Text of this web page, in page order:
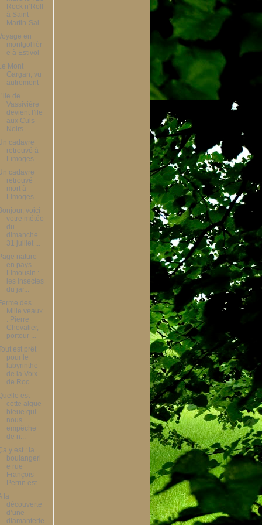
Rock n’Roll
à Saint-
Martin-Sai...
en
montgolfièr
e à Estivol
Mont
Gargan, vu
autrement
de
Vassivière
devient l’ile
aux Culs
Noirs
cadavre
retrouvé à
Limoges
cadavre
retrouvé
mort à
Limoges
voici
votre météo
du
dimanche
31 juillet ...
nature
en pays
Limousin :
les insectes
du jar...
des
Mille veaux
: Pierre
Chevalier,
porteur ...
est prêt
pour le
labyrinthe
de la Voix
de Roc...
est
cette algue
bleue qui
nous
empêche
de n...
y est : la
boulangeri
e rue
François
Perrin est ...
la
découverte
d’une
diamanterie